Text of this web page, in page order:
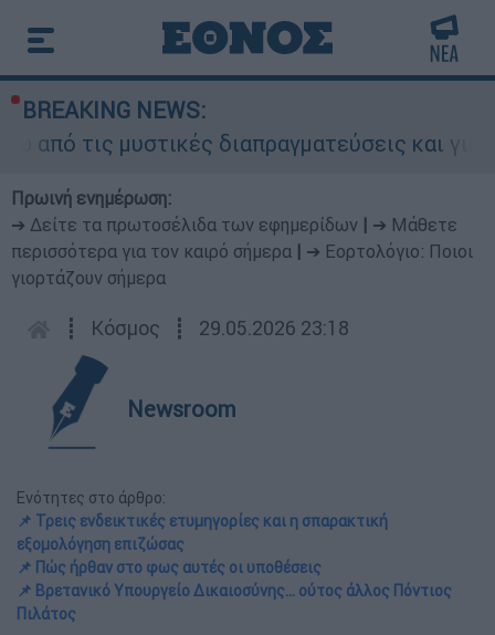
BREAKING NEWS:
μυστικές διαπραγματεύσεις και γιατί
Πρωινή ενημέρωση:
➔ Δείτε τα πρωτοσέλιδα των εφημερίδων
➔ Μάθετε
περισσότερα για τον καιρό σήμερα
➔ Εορτολόγιο: Ποιοι
γιορτάζουν σήμερα
┋ Κόσμος ┋ 29.05.2026 23:18
Newsroom
Ενότητες στο άρθρο:
📌 Τρεις ενδεικτικές ετυμηγορίες και η σπαρακτική
εξομολόγηση επιζώσας
📌 Πώς ήρθαν στο φως αυτές οι υποθέσεις
📌 Βρετανικό Υπουργείο Δικαιοσύνης... ούτος άλλος Πόντιος
Πιλάτος